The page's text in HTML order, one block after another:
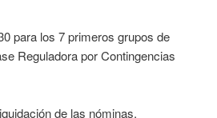
para los 7 primeros grupos de
Reguladora por Contingencias
de las nóminas.